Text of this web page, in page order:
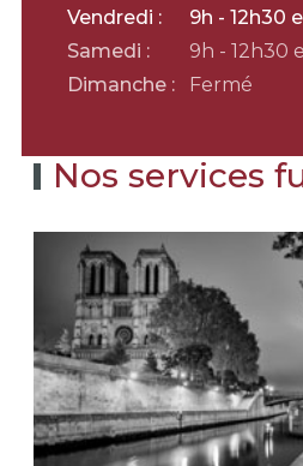
Vendredi :
9h - 12h30
Samedi :
9h - 12h30
Dimanche :
Fermé
Nos services